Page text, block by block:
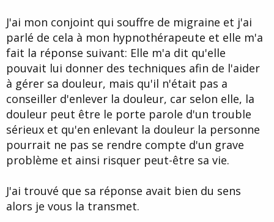
J'ai mon conjoint qui souffre de migraine et j'ai
parlé de cela à mon hypnothérapeute et elle m'a
fait la réponse suivant: Elle m'a dit qu'elle
pouvait lui donner des techniques afin de l'aider
à gérer sa douleur, mais qu'il n'était pas a
conseiller d'enlever la douleur, car selon elle, la
douleur peut être le porte parole d'un trouble
sérieux et qu'en enlevant la douleur la personne
pourrait ne pas se rendre compte d'un grave
problème et ainsi risquer peut-être sa vie.
J'ai trouvé que sa réponse avait bien du sens
alors je vous la transmet.